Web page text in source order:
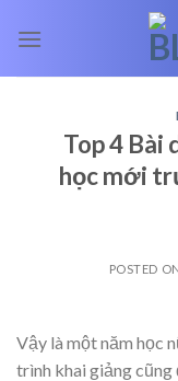
Top 4 Bài
học mới
POSTED
Vậy là một năm học
trình khai giảng